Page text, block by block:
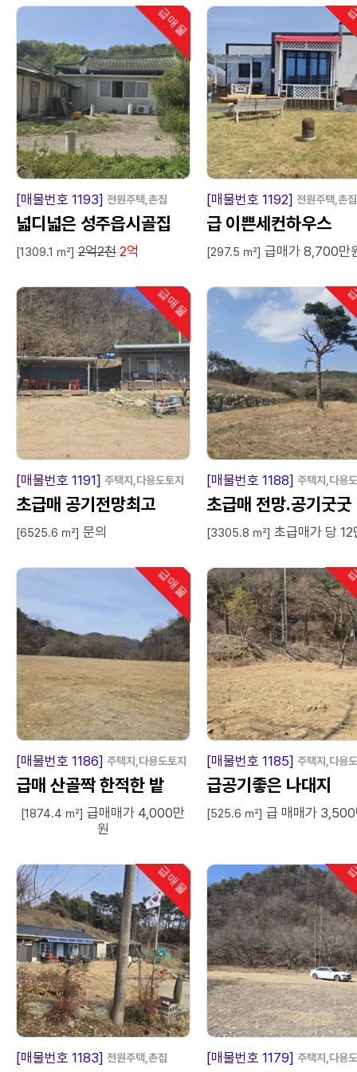
급매물
인기
급 매 물
[매물번호 1193] 전원주택,촌집
넓디넓은 성주읍시골집
[1309.1 ㎡] 2억2천 2억
급 매
[매물번호 1192] 전원주택,촌집
급 이쁜세컨하우스
[297.5 ㎡] 급매가 8,700만
급매물
인기
급 매 물
[매물번호 1191] 주택지,다용도토지
초급매 공기전망최고
[6525.6 ㎡] 문의
급 매
[매물번호 1188] 주택지,다용
초급매 전망.공기굿굿
[3305.8 ㎡] 초급매가 당 12
급매물
인기
급 매 물
[매물번호 1186] 주택지,다용도토지
급매 산골짝 한적한 밭
[1874.4 ㎡] 급매매가 4,000만
원
급 매
[매물번호 1185] 주택지,다용
급공기좋은 나대지
[525.6 ㎡] 급 매매가
급매물
인기
급 매 물
[매물번호 1183] 전원주택,촌집 급 매
[매물번호 1179] 주택지,다용